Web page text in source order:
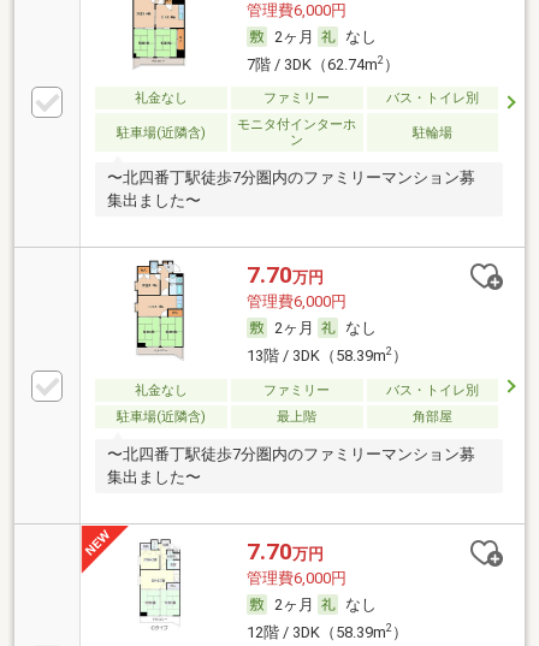
管理費6,000円
2ヶ月
なし
7階 / 3DK（62.74m2）
礼金なし ファミリー バス・トイレ別
駐車場(近隣含)
モニタ付インターホ
ン
駐輪場
〜北四番丁駅徒歩7分圏内のファミリーマンション募
集出ました〜
7.70万円
管理費6,000円
2ヶ月
なし
13階 / 3DK（58.39m2）
礼金なし ファミリー
バス・トイレ別
駐車場(近隣含)
最上階 角部屋
〜北四番丁駅徒歩7分圏内のファミリーマンション募
集出ました〜
7.70万円
管理費6,000円
2ヶ月
なし
12階 / 3DK（58.39m2）